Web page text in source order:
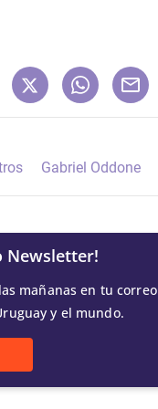
Gabriel Oddone
Newsletter!
mañanas en tu correo
y el mundo.